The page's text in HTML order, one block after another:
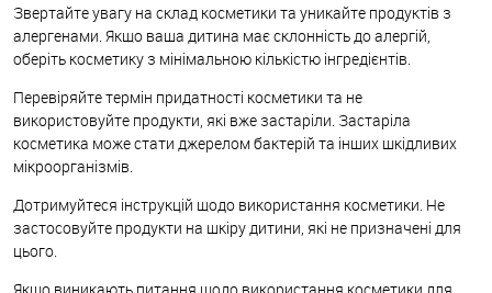
Звертайте увагу на склад косметики та уникайте продуктів з
алергенами. Якщо ваша дитина має склонність до алергій,
оберіть косметику з мінімальною кількістю інгредієнтів.
Перевіряйте термін придатності косметики та не
використовуйте продукти, які вже застаріли. Застаріла
косметика може стати джерелом бактерій та інших шкідливих
мікроорганізмів.
Дотримуйтеся інструкцій щодо використання косметики. Не
застосовуйте продукти на шкіру дитини, які не призначені для
цього.